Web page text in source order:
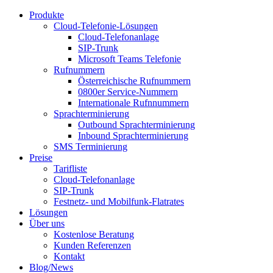
Produkte
Cloud-Telefonie-Lösungen
Cloud-Telefonanlage
SIP-Trunk
Microsoft Teams Telefonie
Rufnummern
Österreichische Rufnummern
0800er Service-Nummern
Internationale Rufnnummern
Sprachterminierung
Outbound Sprachterminierung
Inbound Sprachterminierung
SMS Terminierung
Preise
Tarifliste
Cloud-Telefonanlage
SIP-Trunk
Festnetz- und Mobilfunk-Flatrates
Lösungen
Über uns
Kostenlose Beratung
Kunden Referenzen
Kontakt
Blog/News